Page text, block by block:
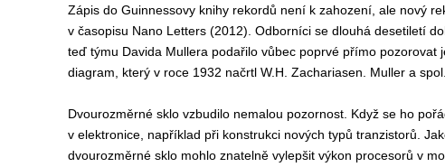
Zápis do Guinnessovy knihy rekordů není k zahození, ale nový
v časopisu Nano Letters (2012). Odborníci se dlouhá desetiletí
teď týmu Davida Mullera podařilo vůbec poprvé přímo
diagram, který v roce 1932 načrtl W.H. Zachariasen. Muller a
Dvourozměrné sklo vzbudilo nemalou pozornost. Když se ho
v elektronice, například při konstrukci nových typů tranzistorů.
dvourozměrné sklo mohlo znatelně vylepšit výkon procesorů v